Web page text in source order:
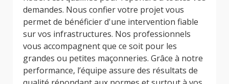
demandes. Nous confier votre projet vous
permet de bénéficier d'une intervention fiable
sur vos infrastructures. Nos professionnels
vous accompagnent que ce soit pour les
grandes ou petites maçonneries. Grâce à notre
performance, l’équipe assure des résultats de